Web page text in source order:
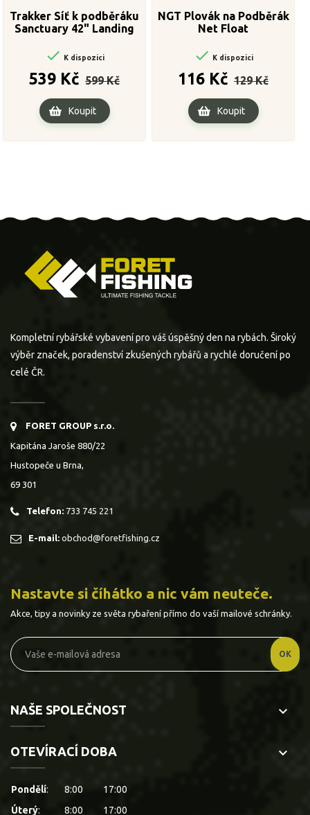
Trakker Síť k podběráku
Sanctuary 42" Landing
 K dispozici
539 Kč
cena
599 Kč
Koupit
NGT Plovák na Podběrák
Net Float
 K dispozici
116 Kč
cena
129 Kč
Koupit
Kompletní rybářské vybavení pro váš úspěšný den na rybách. Široký
výběr značek, poradenství zkušených rybářů a rychlé doručení po
celé ČR.
FORET GROUP s.r.o.
Kapitána Jaroše 880/22
Hustopeče u Brna,
69 301
Telefon: 733 745 221
E-mail: obchod@foretfishing.cz
Nastavte si číhátko a nic vám neuteče.
Akce, tipy a novinky ze světa rybaření přímo do vaší mailové schránky.
NAŠE SPOLEČNOST keyboard_arrow_down
OTEVÍRACÍ DOBA keyboard_arrow_down
Pondělí: 8:00
17:00
Úterý: 8:00 17:00